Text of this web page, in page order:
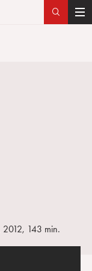
T
2012, 143 min.